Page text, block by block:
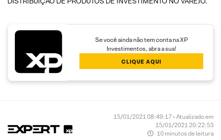
Se você ainda não tem conta na XP
Investimentos, abra a sua!
CLIQUE AQUI
15/01/2021 08:49:17 • Atualizado em
15/01/2021 20:22:53
10 minutos de leitura